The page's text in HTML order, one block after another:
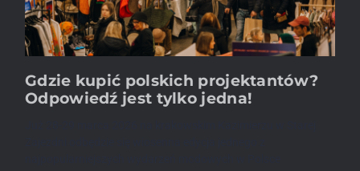
Gdzie kupić polskich projektantów?
Odpowiedź jest tylko jedna!